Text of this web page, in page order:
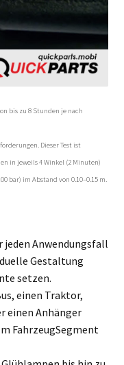
bis zu 8 Stunden je nach
Dieser Test ist
in jeweils 4 Winkel (2 Minuten)
bar) im Abstand von 0.10–0.15 m.
Anwendungsfall
Gestaltung
setzen.
einen Traktor,
einen Anhänger
FahrzeugSegment